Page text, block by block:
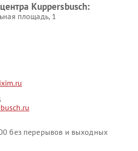
Kuppersbusch
Kuppersbusch:
площадь, 1
без перерывов и выходных